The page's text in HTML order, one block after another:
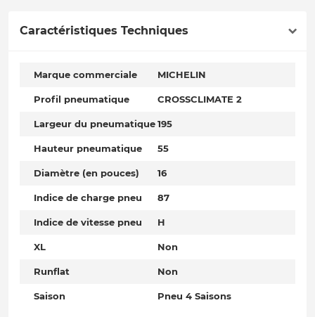
Caractéristiques Techniques
Marque commerciale MICHELIN
Profil pneumatique CROSSCLIMATE 2
Largeur du pneumatique195
Hauteur pneumatique 55
Diamètre (en pouces) 16
Indice de charge pneu 87
Indice de vitesse pneu H
XL Non
Runflat Non
Saison Pneu 4 Saisons